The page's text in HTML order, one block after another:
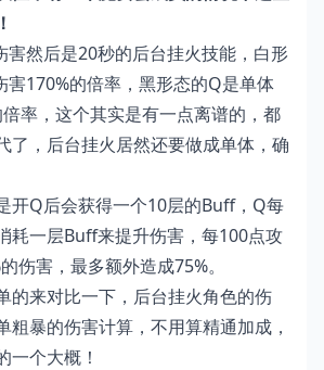
害然后是20秒的后台挂火技能，白形
害170%的倍率，黑形态的Q是单体
率，这个其实是有一点离谱的，都
了，后台挂火居然还要做成单体，确
开Q后会获得一个10层的Buff，Q每
耗一层Buff来提升伤害，每100点攻
伤害，最多额外造成75%。
的来对比一下，后台挂火角色的伤
粗暴的伤害计算，不用算精通加成，
一个大概！